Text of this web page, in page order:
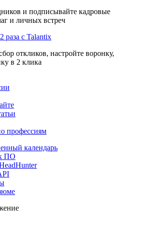
и подписывайте кадровые
и личных встреч
раза с Talantix
откликов, настройте воронку,
в 2 клика
профессиям
календарь
ПО